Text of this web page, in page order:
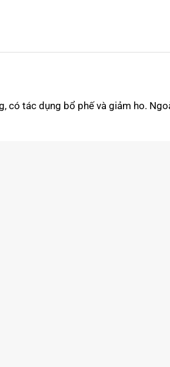
có tác dụng bổ phế và giảm ho.